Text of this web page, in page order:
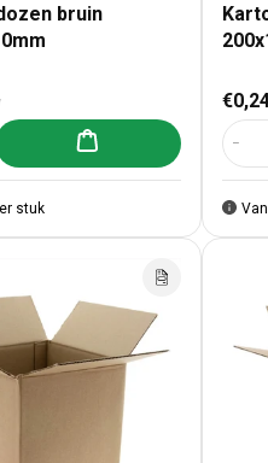
bruin
prijs
voor Kartonnen dozen bruin
verhogen voor Kartonnen dozen
Aan winkelwagen
stuk